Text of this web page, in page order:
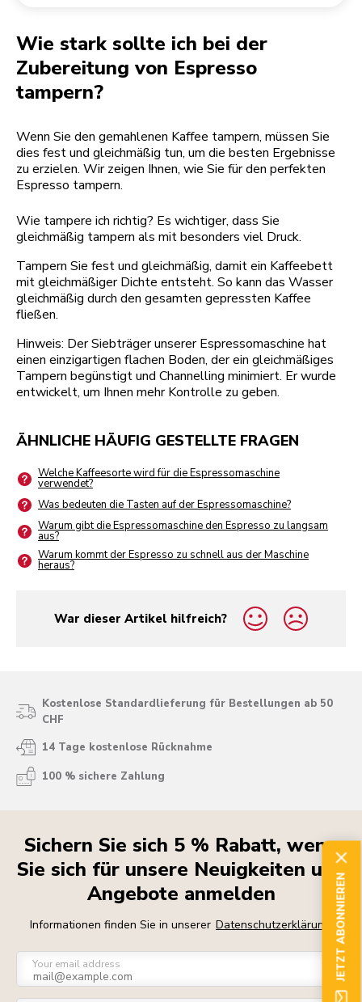
Wie stark sollte ich bei der
Zubereitung von Espresso
tampern?
Wenn Sie den gemahlenen Kaffee tampern, müssen Sie
dies fest und gleichmäßig tun, um die besten Ergebnisse
zu erzielen. Wir zeigen Ihnen, wie Sie für den perfekten
Espresso tampern.
Wie tampere ich richtig? Es wichtiger, dass Sie
gleichmäßig tampern als mit besonders viel Druck.
Tampern Sie fest und gleichmäßig, damit ein Kaffeebett
mit gleichmäßiger Dichte entsteht. So kann das Wasser
gleichmäßig durch den gesamten gepressten Kaffee
fließen.
Hinweis: Der Siebträger unserer Espressomaschine hat
einen einzigartigen flachen Boden, der ein gleichmäßiges
Tampern begünstigt und Channelling minimiert. Er wurde
entwickelt, um Ihnen mehr Kontrolle zu geben.
ÄHNLICHE HÄUFIG GESTELLTE FRAGEN
Welche Kaffeesorte wird für die Espressomaschine
verwendet?
Was bedeuten die Tasten auf der Espressomaschine?
Warum gibt die Espressomaschine den Espresso zu langsam
aus?
Warum kommt der Espresso zu schnell aus der Maschine
heraus?
War dieser Artikel hilfreich?
yes
no
Kostenlose Standardlieferung für Bestellungen ab 50
CHF
14 Tage kostenlose Rücknahme
100 % sichere Zahlung
Sichern Sie sich 5 % Rabatt, wenn
Sie sich für unsere Neuigkeiten und
Angebote anmelden
Informationen finden Sie in unserer Datenschutzerklärung
Your email address JETZT ABONNIEREN